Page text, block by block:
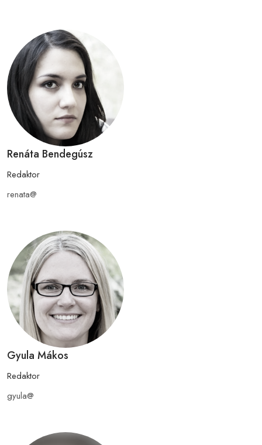
Renáta Bendegúsz
Redaktor
renata@
Gyula Mákos
Redaktor
gyula@